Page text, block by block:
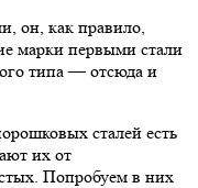
он, как правило,
марки первыми стали
типа — отсюда и
сталей есть
их от
Попробуем в них